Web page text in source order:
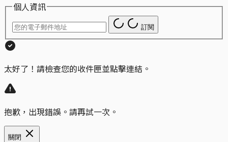
個人資訊
訂閱
太好了！請檢查您的收件匣並點擊連結。
抱歉，出現錯誤。請再試一次。
關閉